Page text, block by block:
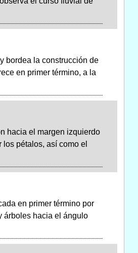
bordea la construcción de
en primer término, a la
hacia el margen izquierdo
pétalos, así como el
en primer término por
árboles hacia el ángulo